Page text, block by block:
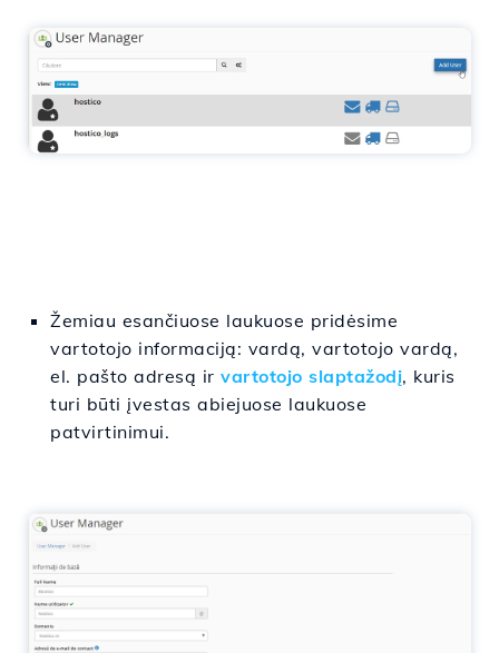
Žemiau esančiuose laukuose pridėsime
vartotojo informaciją: vardą, vartotojo vardą,
el. pašto adresą ir vartotojo slaptažodį, kuris
turi būti įvestas abiejuose laukuose
patvirtinimui.